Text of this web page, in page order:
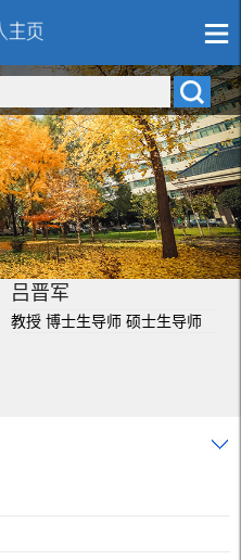
吕晋军
教授 博士生导师 硕士生导师